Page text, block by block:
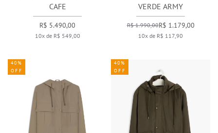
CAFE
R$ 5.490,00
10x de R$ 549,00
VERDE ARMY
R$ 1.990,00R$ 1.179,00
10x de R$ 117,90
40%
OFF
40%
OFF